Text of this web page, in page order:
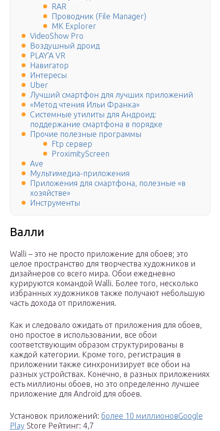
RAR
Проводник (File Manager)
MK Explorer
VideoShow Pro
Воздушный дроид
PLAY’A VR
Навигатор
Интересы
Uber
Лучший смартфон для лучших приложений
«Метод чтения Ильи Франка»
Системные утилиты для Андроид:
поддержание смартфона в порядке
Прочие полезные программы
Ftp сервер
ProximityScreen
Ave
Мультимедиа-приложения
Приложения для смартфона, полезные «в
хозяйстве»
Инструменты
Валли
Walli – это не просто приложение для обоев; это
целое пространство для творчества художников и
дизайнеров со всего мира. Обои ежедневно
курируются командой Walli. Более того, несколько
избранных художников также получают небольшую
часть дохода от приложения.
Как и следовало ожидать от приложения для обоев,
оно простое в использовании, все обои
соответствующим образом структурированы в
каждой категории. Кроме того, регистрация в
приложении также синхронизирует все обои на
разных устройствах. Конечно, в разных приложениях
есть миллионы обоев, но это определенно лучшее
приложение для Android для обоев.
Установок приложений: более 10 миллионовGoogle
Play Store Рейтинг: 4,7